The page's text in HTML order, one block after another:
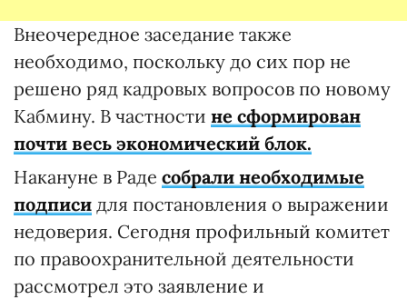
Внеочередное заседание также
необходимо, поскольку до сих пор не
решено ряд кадровых вопросов по новому
Кабмину. В частности не сформирован
почти весь экономический блок.
Накануне в Раде собрали необходимые
подписи для постановления о выражении
недоверия. Сегодня профильный комитет
по правоохранительной деятельности
рассмотрел это заявление и